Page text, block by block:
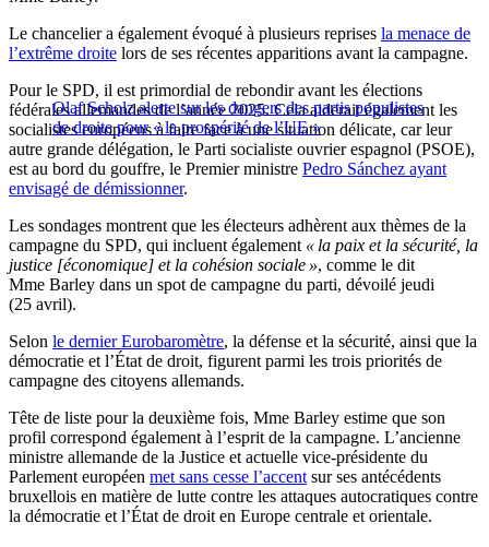
Le chancelier a également évoqué à plusieurs reprises la menace de
l’extrême droite lors de ses récentes apparitions avant la campagne.
Olaf Scholz alerte sur les dangers des partis populistes
de droite pour « la prospérité de l’UE »
Pour le SPD, il est primordial de rebondir avant les élections
fédérales allemandes de l’année 2025. Cela aiderait également les
socialistes européens à faire face à une situation délicate, car leur
autre grande délégation, le Parti socialiste ouvrier espagnol (PSOE),
est au bord du gouffre, le Premier ministre Pedro Sánchez ayant
envisagé de démissionner.
Les sondages montrent que les électeurs adhèrent aux thèmes de la
campagne du SPD, qui incluent également « la paix et la sécurité, la
justice [économique] et la cohésion sociale », comme le dit
Mme Barley dans un spot de campagne du parti, dévoilé jeudi
(25 avril).
Selon le dernier Eurobaromètre, la défense et la sécurité, ainsi que la
démocratie et l’État de droit, figurent parmi les trois priorités de
campagne des citoyens allemands.
Tête de liste pour la deuxième fois, Mme Barley estime que son
profil correspond également à l’esprit de la campagne. L’ancienne
ministre allemande de la Justice et actuelle vice-présidente du
Parlement européen met sans cesse l’accent sur ses antécédents
bruxellois en matière de lutte contre les attaques autocratiques contre
la démocratie et l’État de droit en Europe centrale et orientale.